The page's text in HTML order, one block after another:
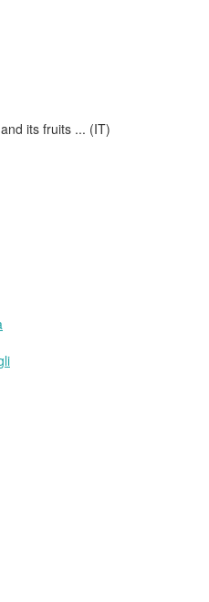
its fruits ... (IT)